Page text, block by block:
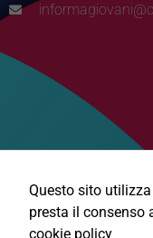
Questo sito
presta il consenso
cookie policy